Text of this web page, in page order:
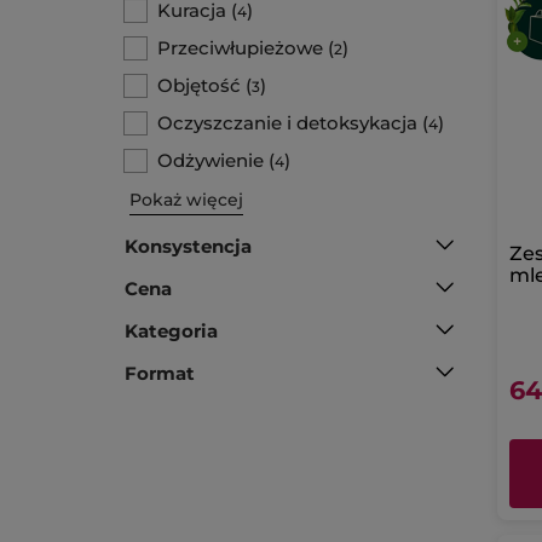
Kuracja (4)
Przeciwłupieżowe (2)
Objętość (3)
Oczyszczanie i detoksykacja (4)
Odżywienie (4)
Pokaż więcej
Konsystencja
Cena
Kategoria
Format